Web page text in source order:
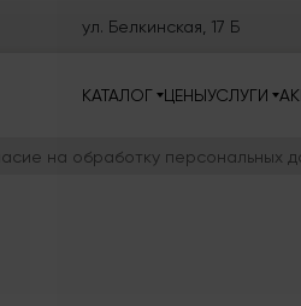
ул. Белкинская, 17 Б
КАТАЛОГ ЦЕНЫУСЛУГИ
на обработку персональных